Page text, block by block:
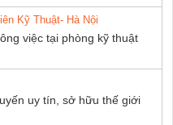
Kỹ Thuật- Hà Nội
việc tại phòng kỹ thuật
uy tín, sở hữu thế giới